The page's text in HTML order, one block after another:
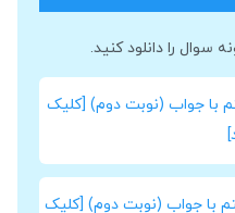
سوال را دانلود کنید.
با جواب (نوبت دوم) [کلیک
با جواب (نوبت دوم) [کلیک